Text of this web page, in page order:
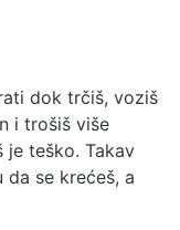
dok trčiš, voziš
i trošiš više
je teško. Takav
se krećeš, a